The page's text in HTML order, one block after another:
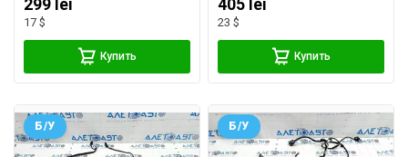
299 lei
17 $
Купить
405 lei
23 $
Купить
Б/У Б/У